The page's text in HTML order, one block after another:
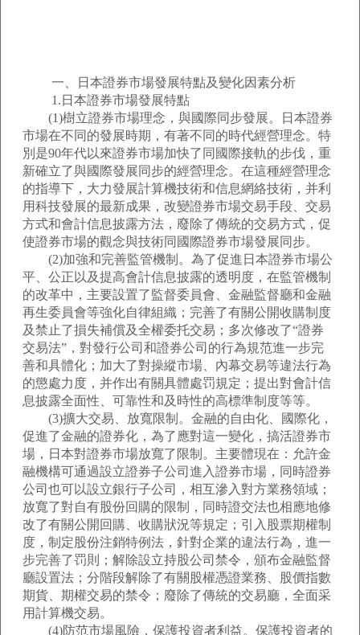
一、日本證券市場發展特點及變化因素分析
1.日本證券市場發展特點
(1)樹立證券市場理念，與國際同步發展。日本證券
市場在不同的發展時期，有著不同的時代經營理念。特
別是90年代以來證券市場加快了同國際接軌的步伐，重
新確立了與國際發展同步的經營理念。在這種經營理念
的指導下，大力發展計算機技術和信息網絡技術，并利
用科技發展的最新成果，改變證券市場交易手段、交易
方式和會計信息披露方法，廢除了傳統的交易方式，促
使證券市場的觀念與技術同國際證券市場發展同步。
(2)加強和完善監管機制。為了促進日本證券市場公
平、公正以及提高會計信息披露的透明度，在監管機制
的改革中，主要設置了監督委員會、金融監督廳和金融
再生委員會等強化自律組織；完善了有關公開收購制度
及禁止了損失補償及全權委托交易；多次修改了“證券
交易法”，對發行公司和證券公司的行為規范進一步完
善和具體化；加大了對操縱市場、內幕交易等違法行為
的懲處力度，并作出有關具體處罚規定；提出對會計信
息披露全面性、可靠性和及時性的高標準制度等等。
(3)擴大交易、放寬限制。金融的自由化、國際化，
促進了金融的證券化，為了應對這一變化，搞活證券市
場，日本對證券市場放寬了限制。主要體現在：允許金
融機構可通過設立證券子公司進入證券市場，同時證券
公司也可以設立銀行子公司，相互滲入對方業務領域；
放寬了對自有股份回購的限制，同時證交法也相應地修
改了有關公開回購、收購狀況等規定；引入股票期權制
度，制定股份注銷特例法，針對企業的違法行為，進一
步完善了罚則；解除設立持股公司禁令，頒布金融監督
廳設置法；分階段解除了有關股權憑證業務、股價指數
期貨、期權交易的禁令；廢除了傳統的交易廳，全面采
用計算機交易。
(4)防范市場風險，保護投資者利益。保護投資者的